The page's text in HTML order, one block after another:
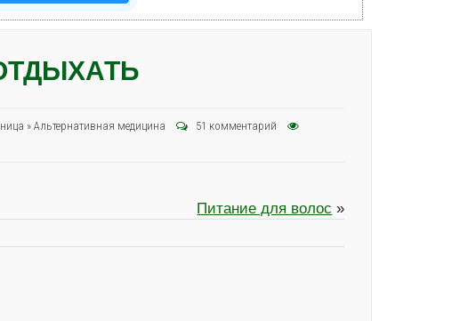
»Альтернативная медицина
51 комментарий
Питание для волос »